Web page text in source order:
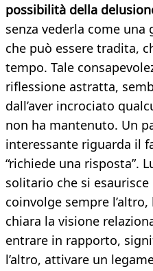
possibilità della
senza vederla come una
che può essere tradita,
tempo. Tale
riflessione astratta,
dall’aver incrociato
non ha mantenuto. Un
interessante riguarda il
“richiede una risposta”.
solitario che si
coinvolge sempre
chiara la visione
entrare in rapporto,
l’altro, attivare un